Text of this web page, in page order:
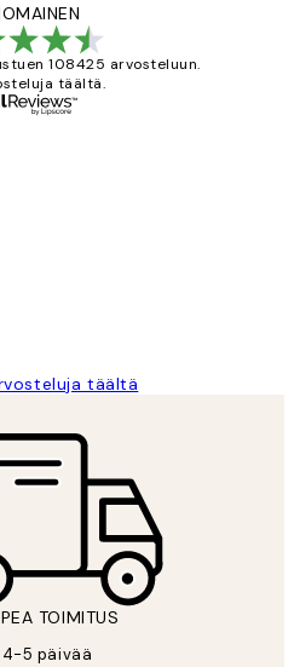
108425 arvosteluun.
täältä.
täältä
TOIMITUS
4-5 päivää